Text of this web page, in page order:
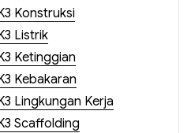
Konstruksi
Listrik
Ketinggian
Kebakaran
Lingkungan Kerja
Scaffolding